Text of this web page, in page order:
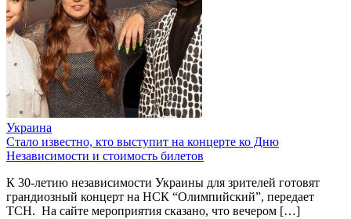
Украина
Стало известно, кто выступит на концерте ко Дню
Независимости и стоимость билетов
К 30-летию независимости Украины для зрителей готовят
грандиозный концерт на НСК “Олимпийский”, передает
ТСН. На сайте мероприятия сказано, что вечером […]